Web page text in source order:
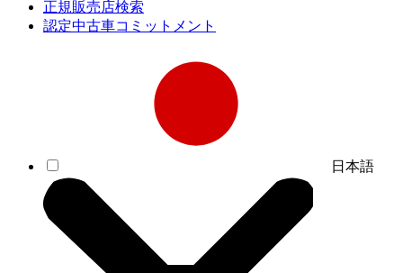
正規販売店検索
認定中古車コミットメント
日本語